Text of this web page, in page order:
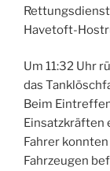
Havetoft-
Um 11:32 Uhr
das
Beim
Einsatzkräften
Fahrer
Fahrzeugen